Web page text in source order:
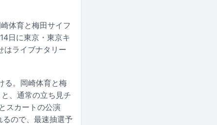
体育と梅田サイフ
日に東京・東京キ
はライブナタリー
る。岡崎体育と梅
、通常の立ち見チ
スカートの公演
ので、最速抽選予